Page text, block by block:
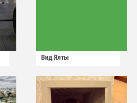
Вид Ялты